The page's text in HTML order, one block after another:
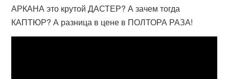
АРКАНА это крутой ДАСТЕР? А зачем тогда
КАПТЮР? А разница в цене в ПОЛТОРА РАЗА!